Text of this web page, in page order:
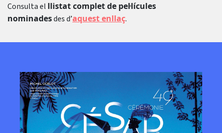
Consulta el llistat complet de pel·lícules
nominadesdes d’aquest enllaç.